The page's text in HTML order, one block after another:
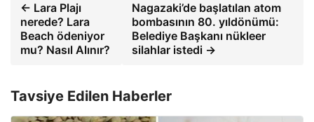
← Lara Plajı
nerede? Lara
Beach ödeniyor
mu? Nasıl Alınır?
Nagazaki’de başlatılan atom
bombasının 80. yıldönümü:
Belediye Başkanı nükleer
silahlar istedi →
Tavsiye Edilen Haberler